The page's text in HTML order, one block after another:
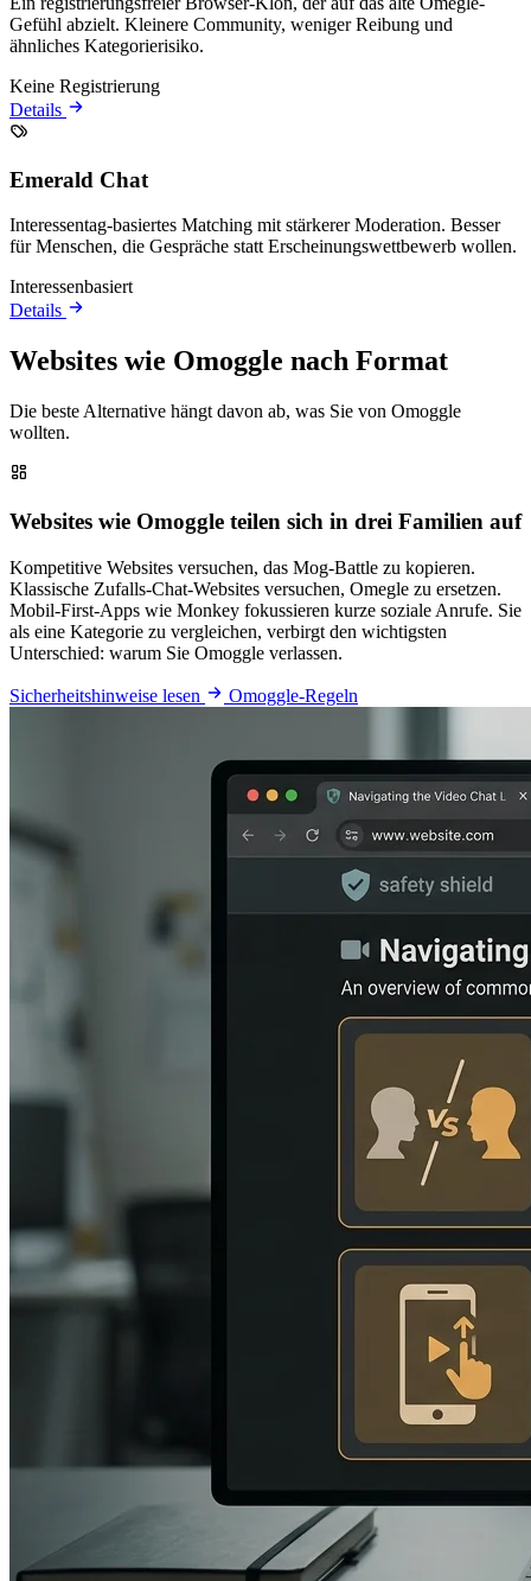
Gefühl abzielt. Kleinere Community, weniger Reibung und
ähnliches Kategorierisiko.
Keine Registrierung
Details
Emerald Chat
Interessentag-basiertes Matching mit stärkerer Moderation. Besser
für Menschen, die Gespräche statt Erscheinungswettbewerb wollen.
Interessenbasiert
Details
Websites wie Omoggle nach Format
Die beste Alternative hängt davon ab, was Sie von Omoggle
wollten.
Websites wie Omoggle teilen sich in drei Familien auf
Kompetitive Websites versuchen, das Mog-Battle zu kopieren.
Klassische Zufalls-Chat-Websites versuchen, Omegle zu ersetzen.
Mobil-First-Apps wie Monkey fokussieren kurze soziale Anrufe. Sie
als eine Kategorie zu vergleichen, verbirgt den wichtigsten
Unterschied: warum Sie Omoggle verlassen.
Sicherheitshinweise lesen Omoggle-Regeln